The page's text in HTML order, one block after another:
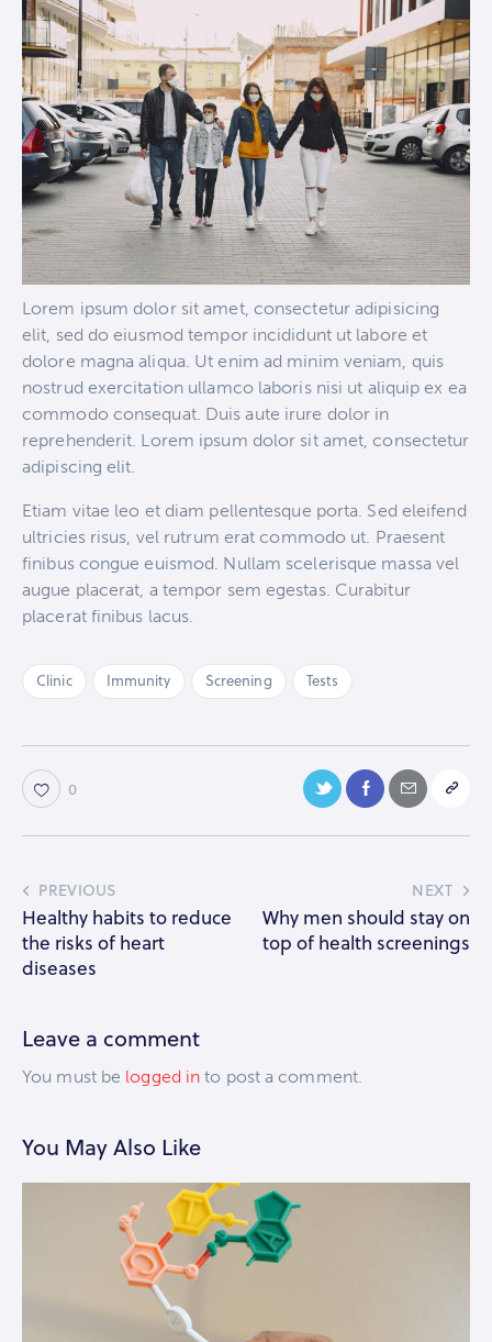
Lorem ipsum dolor sit amet, consectetur adipisicing
elit, sed do eiusmod tempor incididunt ut labore et
dolore magna aliqua. Ut enim ad minim veniam, quis
nostrud exercitation ullamco laboris nisi ut aliquip ex ea
commodo consequat. Duis aute irure dolor in
reprehenderit. Lorem ipsum dolor sit amet, consectetur
adipiscing elit.
Etiam vitae leo et diam pellentesque porta. Sed eleifend
ultricies risus, vel rutrum erat commodo ut. Praesent
finibus congue euismod. Nullam scelerisque massa vel
augue placerat, a tempor sem egestas. Curabitur
placerat finibus lacus.
Clinic Immunity Screening Tests
0
PREVIOUS
Healthy habits to reduce
the risks of heart
diseases
NEXT
Why men should stay on
top of health screenings
Leave a comment
You must be logged in to post a comment.
You May Also Like